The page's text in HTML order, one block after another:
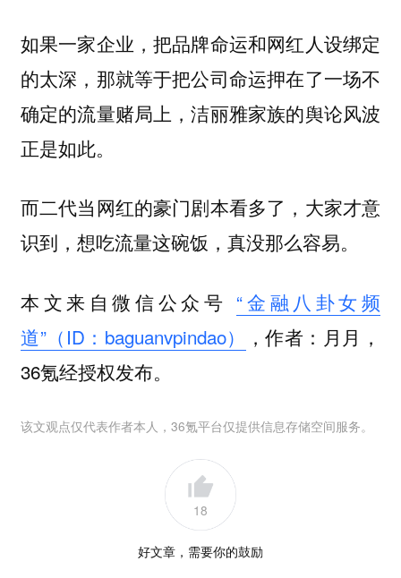
如果一家企业，把品牌命运和网红人设绑定
的太深，那就等于把公司命运押在了一场不
确定的流量赌局上，洁丽雅家族的舆论风波
正是如此。
而二代当网红的豪门剧本看多了，大家才意
识到，想吃流量这碗饭，真没那么容易。
本文来自微信公众号 “金融八卦女频
道”（ID：baguanvpindao）
，作者：月月，
36氪经授权发布。
该文观点仅代表作者本人，36氪平台仅提供信息存储空间服务。
18
好文章，需要你的鼓励